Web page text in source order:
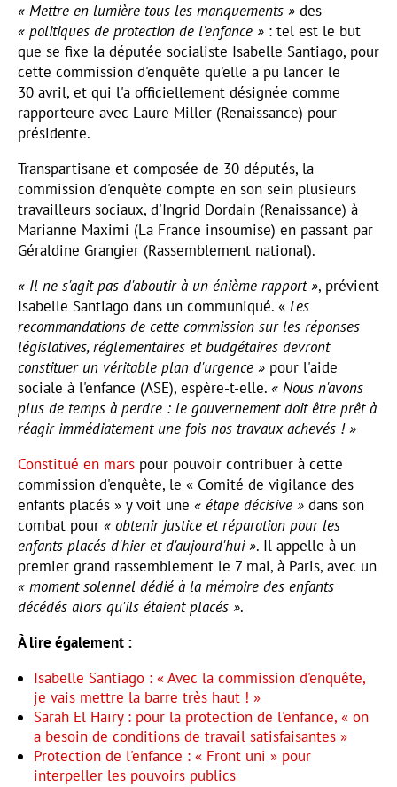
« Mettre en lumière tous les manquements » des
« politiques de protection de l'enfance » : tel est le but
que se fixe la députée socialiste Isabelle Santiago, pour
cette commission d'enquête qu'elle a pu lancer le
30 avril, et qui l'a officiellement désignée comme
rapporteure avec Laure Miller (Renaissance) pour
présidente.
Transpartisane et composée de 30 députés, la
commission d'enquête compte en son sein plusieurs
travailleurs sociaux, d'Ingrid Dordain (Renaissance) à
Marianne Maximi (La France insoumise) en passant par
Géraldine Grangier (Rassemblement national).
« Il ne s'agit pas d'aboutir à un énième rapport », prévient
Isabelle Santiago dans un communiqué. « Les
recommandations de cette commission sur les réponses
législatives, réglementaires et budgétaires devront
constituer un véritable plan d'urgence » pour l'aide
sociale à l'enfance (ASE), espère-t-elle. « Nous n'avons
plus de temps à perdre : le gouvernement doit être prêt à
réagir immédiatement une fois nos travaux achevés ! »
Constitué en mars pour pouvoir contribuer à cette
commission d'enquête, le « Comité de vigilance des
enfants placés » y voit une « étape décisive » dans son
combat pour « obtenir justice et réparation pour les
enfants placés d'hier et d'aujourd'hui ». Il appelle à un
premier grand rassemblement le 7 mai, à Paris, avec un
« moment solennel dédié à la mémoire des enfants
décédés alors qu'ils étaient placés ».
À lire également :
Isabelle Santiago : « Avec la commission d'enquête,
je vais mettre la barre très haut ! »
Sarah El Haïry : pour la protection de l'enfance, « on
a besoin de conditions de travail satisfaisantes »
Protection de l'enfance : « Front uni » pour
interpeller les pouvoirs publics